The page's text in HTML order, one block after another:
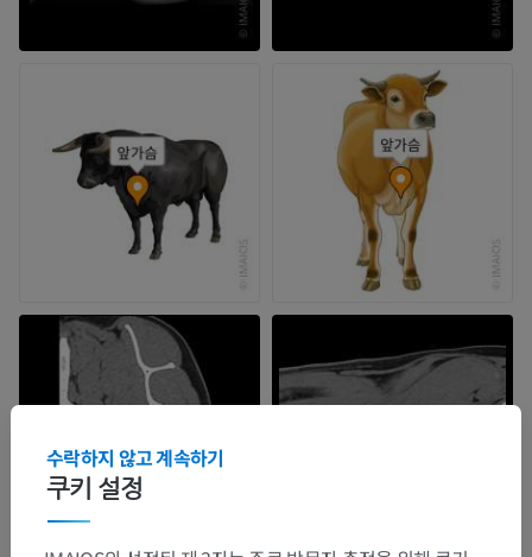
쿠키 설정
수락하지 않고 계속하기